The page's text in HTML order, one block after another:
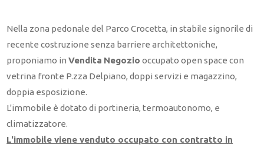
Nella zona pedonale del Parco Crocetta, in stabile signorile di
recente costruzione senza barriere architettoniche,
proponiamo inVendita Negozio occupato open space con
vetrina fronte P.zza Delpiano, doppi servizi e magazzino,
doppia esposizione.
L'immobile è dotato di portineria, termoautonomo, e
climatizzatore.
L'immobile viene venduto occupato con contratto in